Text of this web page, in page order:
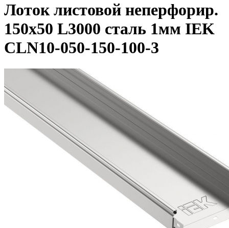
Лоток листовой неперфорир.
150х50 L3000 сталь 1мм IEK
CLN10-050-150-100-3